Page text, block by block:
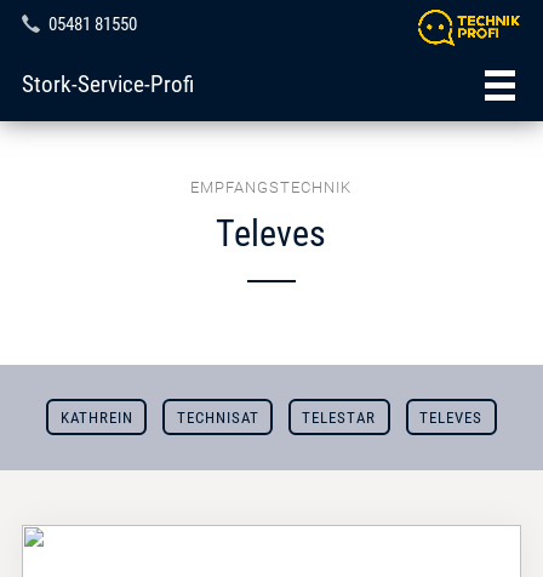
05481 81550
Stork-Service-Profi
EMPFANGSTECHNIK
Televes
KATHREIN TECHNISAT TELESTAR TELEVES